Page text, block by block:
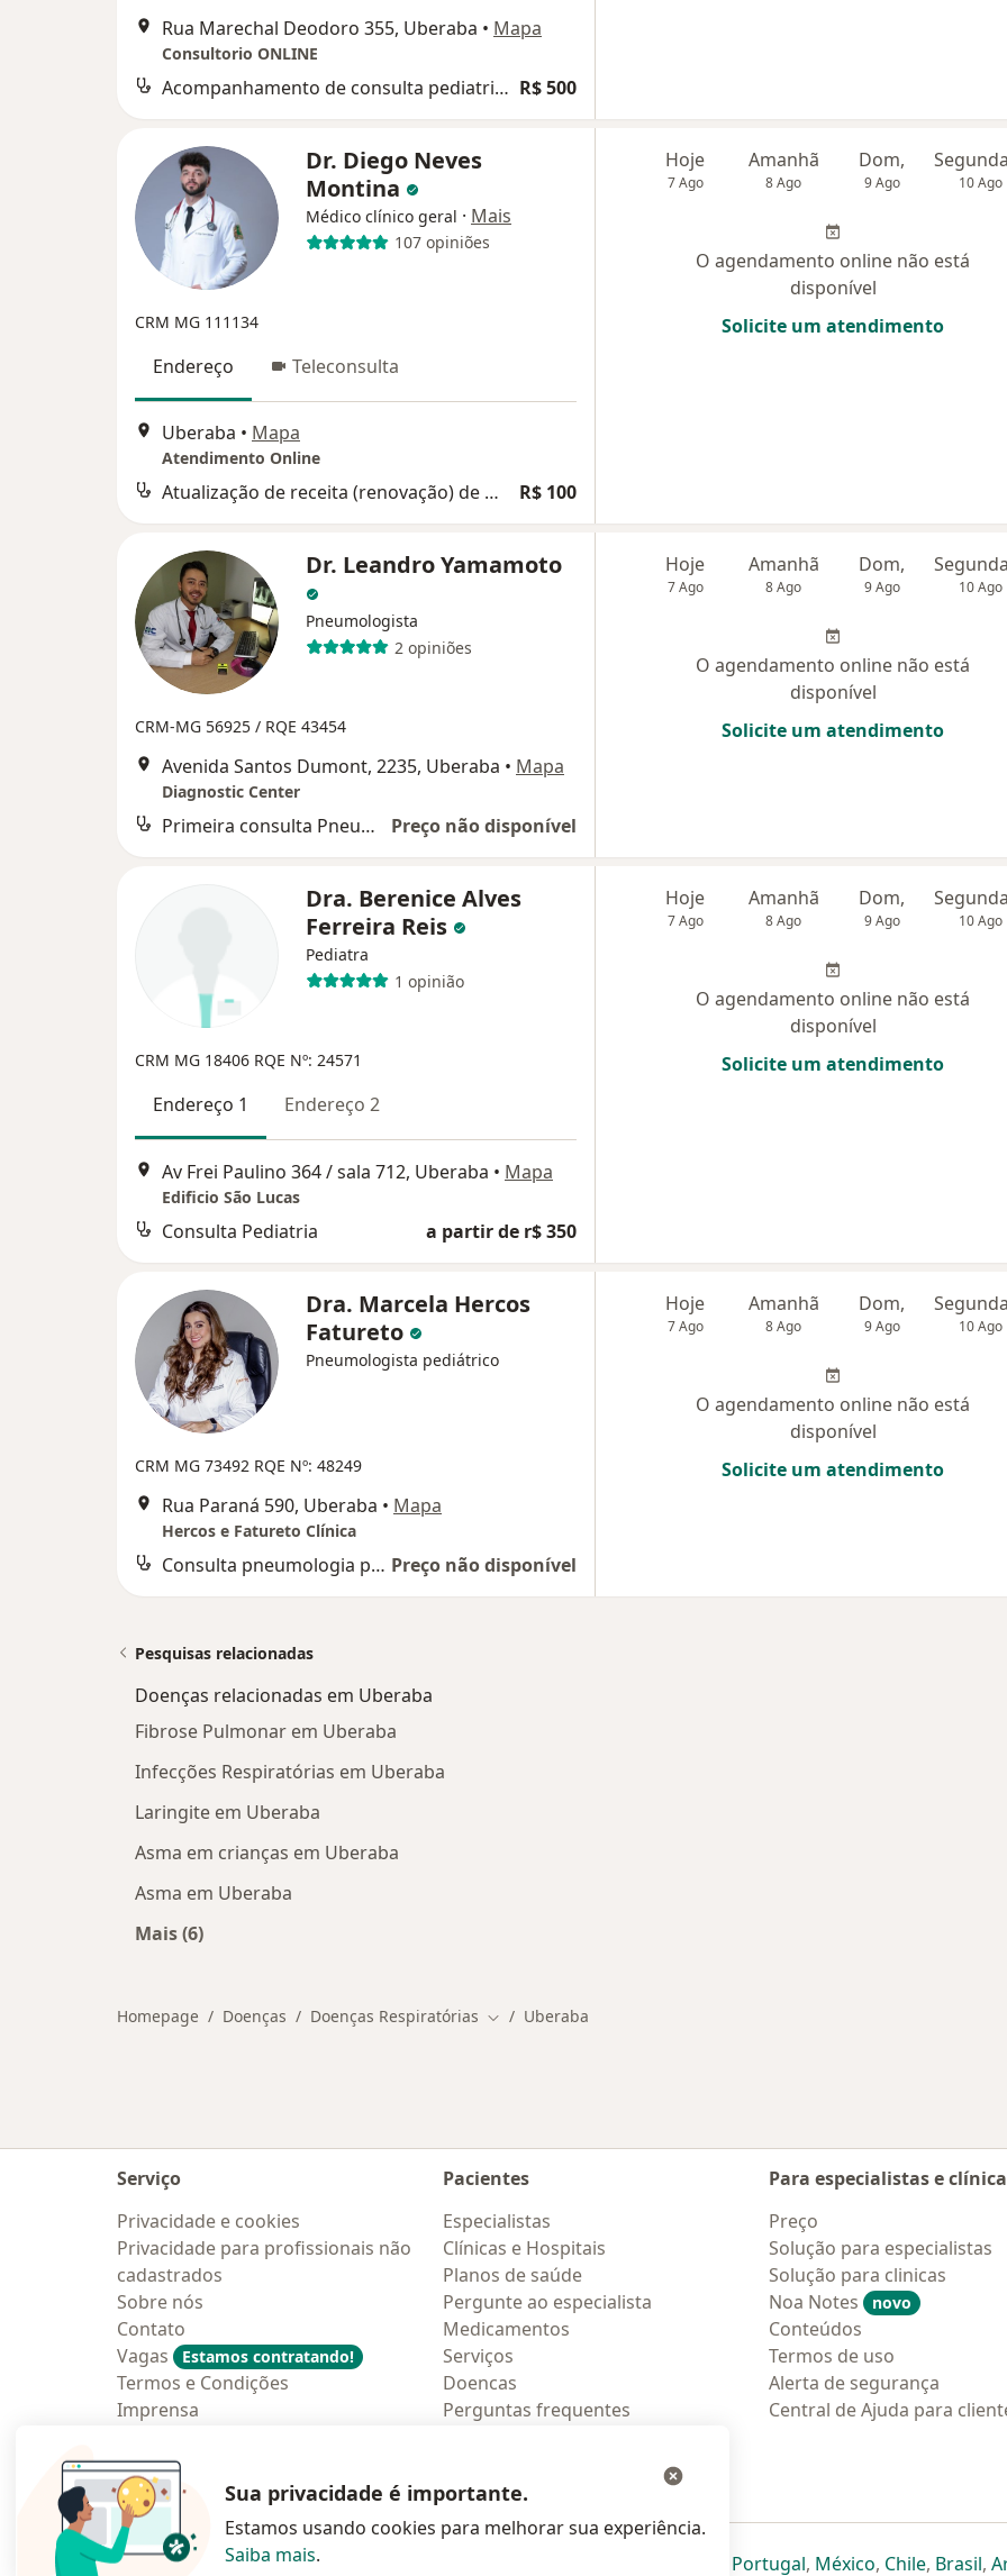
Rua Marechal Deodoro 355, Uberaba • Mapa
Consultorio ONLINE
Acompanhamento de consulta pediatria geral R$ 500
Dr. Diego Neves
Montina
Médico clínico geral · Mais
107 opiniões
CRM MG 111134
Endereço Teleconsulta
Uberaba • Mapa
Atendimento Online
Atualização de receita (renovação) de medicamentos de uso prolongado R$ 100
Hoje
7 Ago
Amanhã
8 Ago
Dom,
9 Ago 10 Ago
O agendamento online não está
disponível
Solicite um atendimento
Dr. Leandro Yamamoto
Pneumologista
2 opiniões
CRM-MG 56925 / RQE 43454
Avenida Santos Dumont, 2235, Uberaba • Mapa
Diagnostic Center
Primeira consulta Pneumologia Preço não disponível
Hoje
7 Ago
Amanhã
8 Ago
Dom,
9 Ago 10 Ago
O agendamento online não está
disponível
Solicite um atendimento
Dra. Berenice Alves
Ferreira Reis
Pediatra
1 opinião
CRM MG 18406 RQE Nº: 24571
Endereço 1 Endereço 2
Av Frei Paulino 364 / sala 712, Uberaba • Mapa
Edificio São Lucas
Consulta Pediatria a partir de r$ 350
Hoje
7 Ago
Amanhã
8 Ago
Dom,
9 Ago 10 Ago
O agendamento online não está
disponível
Solicite um atendimento
Dra. Marcela Hercos
Fatureto
Pneumologista pediátrico
CRM MG 73492 RQE Nº: 48249
Rua Paraná 590, Uberaba • Mapa
Hercos e Fatureto Clínica
Consulta pneumologia pediátrica Preço não disponível
Hoje
7 Ago
Amanhã
8 Ago
Dom,
9 Ago 10 Ago
O agendamento online não está
disponível
Solicite um atendimento
Pesquisas relacionadas
Doenças relacionadas em Uberaba
Fibrose Pulmonar em Uberaba
Infecções Respiratórias em Uberaba
Laringite em Uberaba
Asma em crianças em Uberaba
Asma em Uberaba
Mais (6)
Homepage Doenças Doenças Respiratórias Mudar de cidade
Uberaba
Serviço
Privacidade e cookies
Privacidade para profissionais não
cadastrados
Sobre nós
Contato
Vagas
Estamos contratando!
Termos e Condições
Imprensa
Pacientes
Especialistas
Clínicas e Hospitais
Planos de saúde
Pergunte ao especialista
Medicamentos
Serviços
Doencas
Perguntas frequentes
Para especialistas e
Preço
Solução para especialistas
Solução para clinicas
Noa Notes
novo
Conteúdos
Termos de uso
Alerta de segurança
Central de Ajuda para
Polska abre num novo separadorabre num novo separador
abre num novo separador
Portugalabre num novo
, Méxicoabre num
, Chileabre
, Brasil,
Sua privacidade é importante.
Estamos usando cookies para melhorar sua experiência.
Saiba mais.